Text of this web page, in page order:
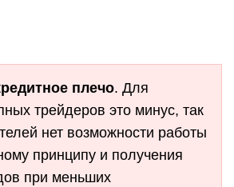
плечо. Для
трейдеров это минус, так
нет возможности работы
принципу и получения
при меньших